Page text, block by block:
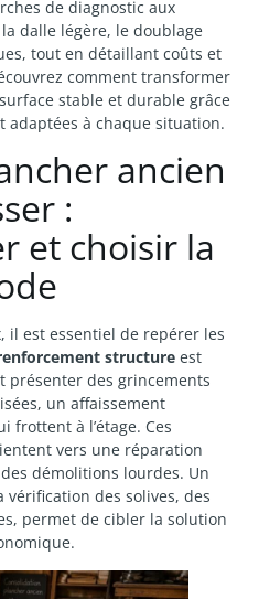
de diagnostic aux
dalle légère, le doublage
tout en détaillant coûts et
comment transformer
stable et durable grâce
adaptées à chaque situation.
ancien
:
et choisir la
il est essentiel de repérer les
structure est
présenter des grincements
un affaissement
frottent à l’étage. Ces
vers une réparation
démolitions lourdes. Un
des solives, des
permet de cibler la solution